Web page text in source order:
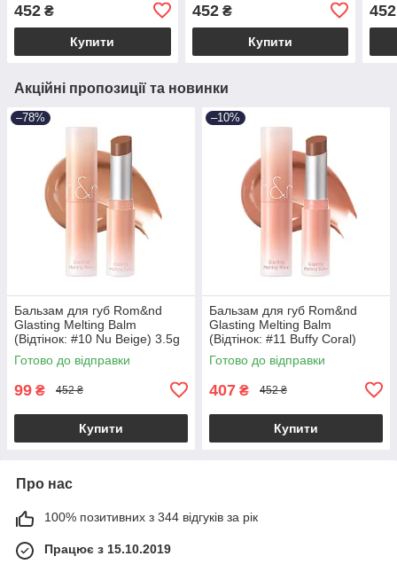
452 ₴
Купити
452₴
Купити
452
Акційні пропозиції та новинки
–78%
Бальзам для губ Rom&nd
Glasting Melting Balm
(Відтінок: #10 Nu Beige) 3.5g
(Термін придатності: до
27.08.2026)
Готово до відправки
99 ₴ 452 ₴
Купити
–10%
Бальзам для губ Rom&nd
Glasting Melting Balm
(Відтінок: #11 Buffy Coral)
3.5g
Готово до відправки
407 ₴ 452 ₴
Купити
Про нас
100% позитивних з 344 відгуків за рік
Працює з 15.10.2019